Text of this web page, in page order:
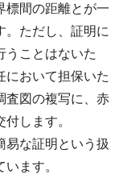
標間の距離とが一
。ただし、証明に
うことはないた
において担保いた
査図の複写に、赤
します。
易な証明という扱
ます。